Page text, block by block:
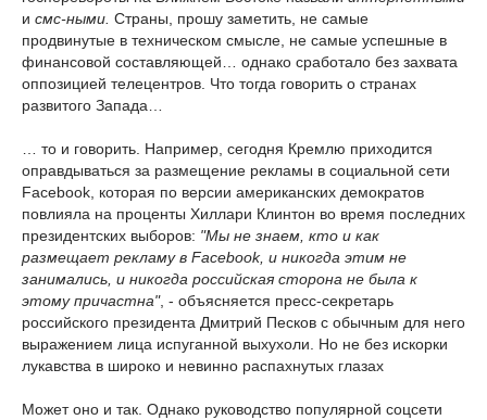
и смс-ными. Страны, прошу заметить, не самые
продвинутые в техническом смысле, не самые успешные в
финансовой составляющей… однако сработало без захвата
оппозицией телецентров. Что тогда говорить о странах
развитого Запада…
… то и говорить. Например, сегодня Кремлю приходится
оправдываться за размещение рекламы в социальной сети
Facebook, которая по версии американских демократов
повлияла на проценты Хиллари Клинтон во время последних
президентских выборов: "Мы не знаем, кто и как
размещает рекламу в Facebook, и никогда этим не
занимались, и никогда российская сторона не была к
этому причастна", - объясняется пресс-секретарь
российского президента Дмитрий Песков с обычным для него
выражением лица испуганной выхухоли. Но не без искорки
лукавства в широко и невинно распахнутых глазах
Может оно и так. Однако руководство популярной соцсети